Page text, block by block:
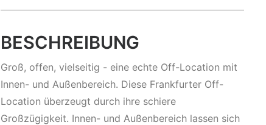
BESCHREIBUNG
Groß, offen, vielseitig - eine echte Off-Location mit
Innen- und Außenbereich. Diese Frankfurter Off-
Location überzeugt durch ihre schiere
Großzügigkeit. Innen- und Außenbereich lassen sich